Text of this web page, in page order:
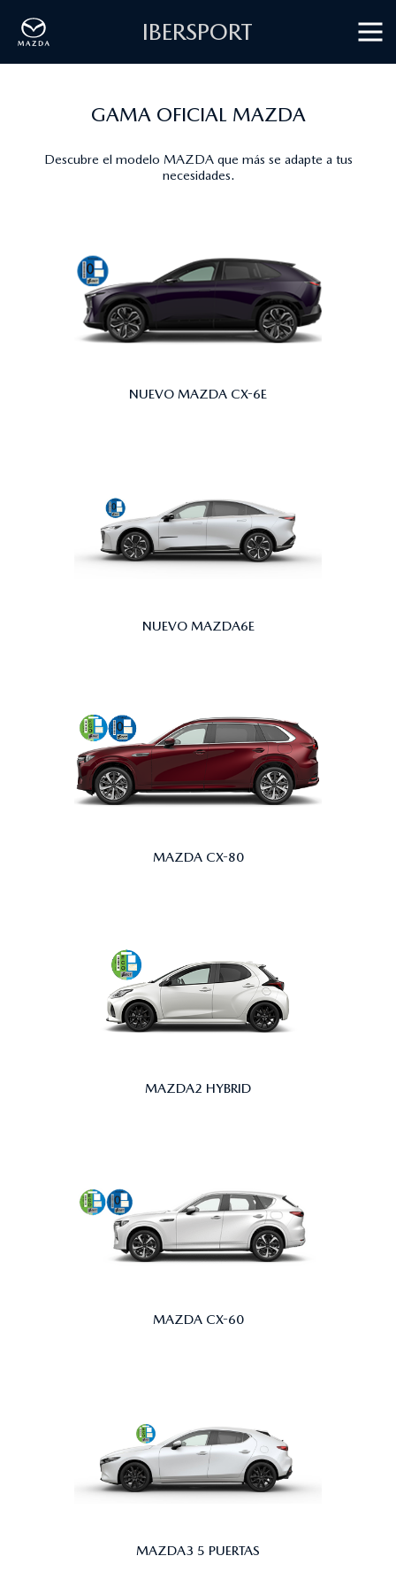
IBERSPORT
GAMA OFICIAL MAZDA
Descubre el modelo MAZDA que más se adapte a tus
necesidades.
NUEVO MAZDA CX-6E
NUEVO MAZDA6E
MAZDA CX-80
MAZDA2 HYBRID
MAZDA CX-60
MAZDA3 5 PUERTAS